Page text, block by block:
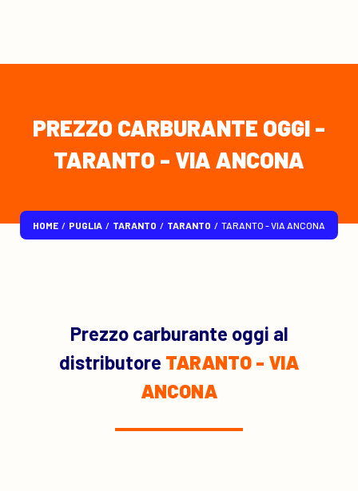
PREZZO CARBURANTE OGGI -
TARANTO - VIA ANCONA
HOME / PUGLIA / TARANTO / TARANTO / TARANTO - VIA ANCONA
Prezzo carburante oggi al
distributore TARANTO - VIA
ANCONA